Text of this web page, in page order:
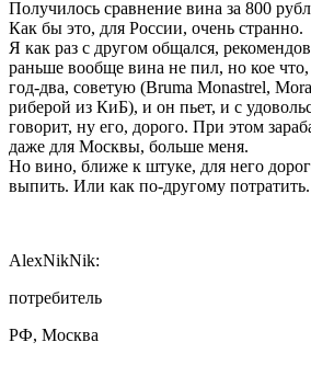
Получилось сравнение вина за 800
Как бы это, для России, очень странно.
Я как раз с другом общался,
раньше вообще вина не пил, но кое
год-два, советую (Bruma Monastrel,
риберой из КиБ), и он пьет, и с
говорит, ну его, дорого. При этом
даже для Москвы, больше меня.
Но вино, ближе к штуке, для него
выпить. Или как по-другому потратить.
AlexNikNik:
потребитель
РФ, Москва